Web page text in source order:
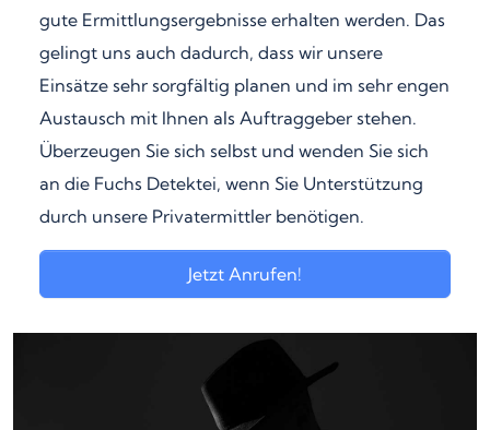
gute Ermittlungsergebnisse erhalten werden. Das
gelingt uns auch dadurch, dass wir unsere
Einsätze sehr sorgfältig planen und im sehr engen
Austausch mit Ihnen als Auftraggeber stehen.
Überzeugen Sie sich selbst und wenden Sie sich
an die Fuchs Detektei, wenn Sie Unterstützung
durch unsere Privatermittler benötigen.
Jetzt Anrufen!